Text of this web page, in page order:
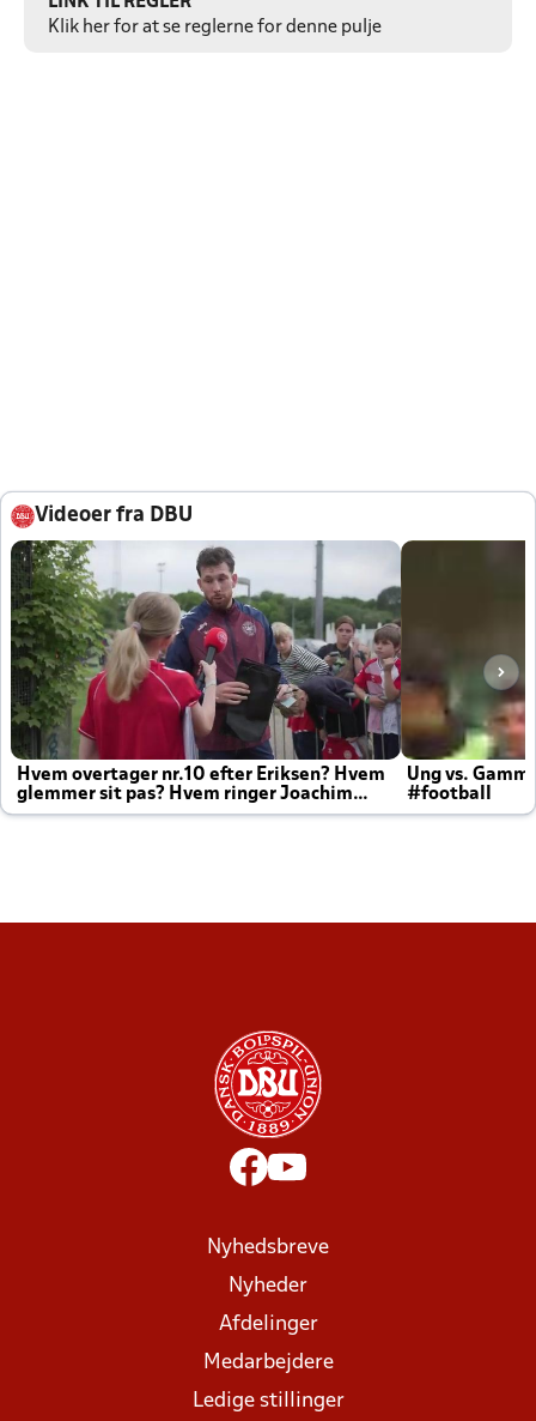
Klik her for at se reglerne for denne pulje
Videoer fra DBU
Hvem overtager nr.10 efter Eriksen? Hvem
glemmer sit pas? Hvem ringer Joachim
altid til efter kampe?
Ung vs.
#football
Nyhedsbreve
Nyheder
Afdelinger
Medarbejdere
Ledige stillinger